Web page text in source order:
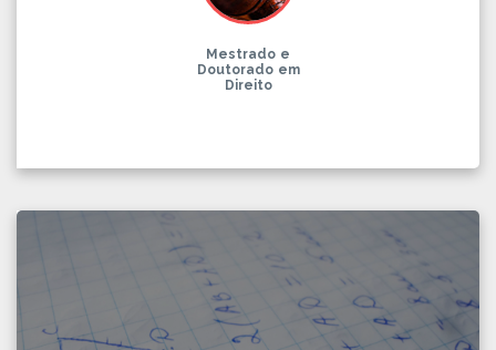
Mestrado e
Doutorado em
Direito